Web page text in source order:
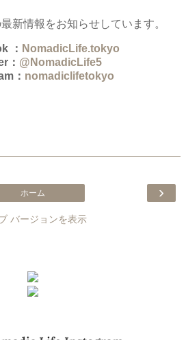
新情報をお知らせしています。
： NomadicLife.tokyo
： @NomadicLife5
： nomadiclifetokyo
›
ホーム
バージョンを表示